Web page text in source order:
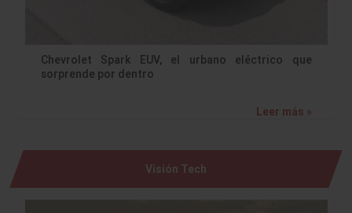
Chevrolet Spark EUV, el urbano eléctrico que
sorprende por dentro
Leer más »
Visión Tech